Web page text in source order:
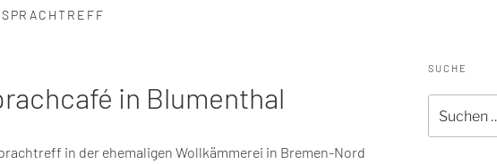
SPRACHTREFF
in Blumenthal
in der ehemaligen Wollkämmerei in Bremen-Nord
SUCHE
nach: